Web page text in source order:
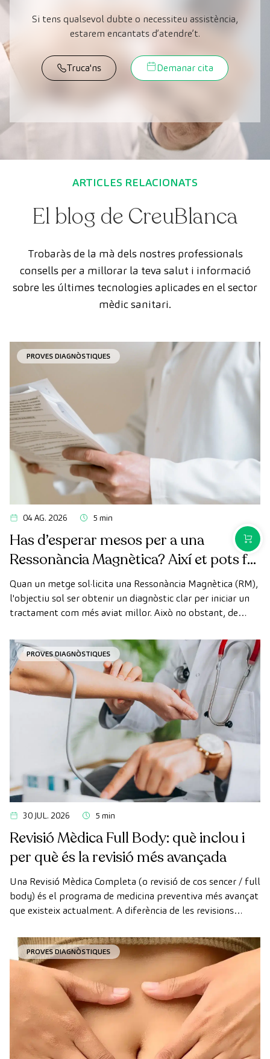
Si tens qualsevol dubte o necessiteu assistència,
estarem encantats d’atendre’t.
Truca'ns Demanar cita
ARTICLES RELACIONATS
El blog de CreuBlanca
Trobaràs de la mà dels nostres professionals
consells per a millorar la teva salut i informació
sobre les últimes tecnologies aplicades en el sector
mèdic sanitari.
PROVES DIAGNÒSTIQUES
04 AG. 2026 5 min
Has d’esperar mesos per a una
Ressonància Magnètica? Així et pots fer
la prova de manera ràpida com a
pacient privat
Quan un metge sol·licita una Ressonància Magnètica (RM),
l'objectiu sol ser obtenir un diagnòstic clar per iniciar un
tractament com més aviat millor. Això no obstant, de
poden trigar més del desitjat.
PROVES DIAGNÒSTIQUES
30 JUL. 2026 5 min
Revisió Mèdica Full Body: què inclou i
per què és la revisió més avançada
Una Revisió Mèdica Completa (o revisió de cos sencer / full
body) és el programa de medicina preventiva més avançat
que existeix actualment. A diferència de les revisions
diagnòstic per la imatge d'última generació per avaluar de
manera exhaustiva l'estat dels òrgans vitals, el sistema
vascular i el cervell abans que apareguin els primers
símptomes.
PROVES DIAGNÒSTIQUES